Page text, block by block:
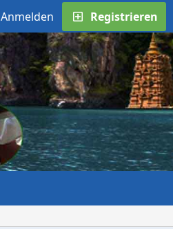
Anmelden Registrieren